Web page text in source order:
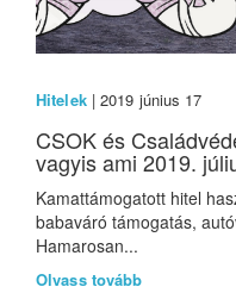
Hitelek| 2019 június 17
CSOK és
vagyis ami 2019.
Kamattámogatott hitel
babaváró támogatás,
Hamarosan...
Olvass tovább